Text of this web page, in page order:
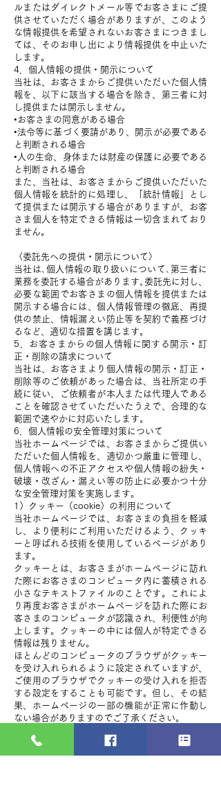
ルまたはダイレクトメール等でお客さまにご提
供させていただく場合がありますが、このよう
な情報提供を希望されないお客さまにつきまし
ては、そのお申し出により情報提供を中止いた
します。
4．個人情報の提供・開示について
当社は、お客さまからご提供いただいた個人情
報を、以下に該当する場合を除き、第三者に対
し提供または開示しません。
•お客さまの同意がある場合
•法令等に基づく要請があり、開示が必要である
と判断される場合
•人の生命、身体または財産の保護に必要である
と判断される場合
また、当社は、お客さまからご提供いただいた
個人情報を統計的に処理し、「統計情報」とし
て提供または開示する場合がありますが、お客
さま個人を特定できる情報は一切含まれており
ません。
〈委託先への提供・開示について〉
当社は､個人情報の取り扱いについて､第三者に
業務を委託する場合があります｡委託先に対し、
必要な範囲でお客さまの個人情報を提供または
開示する場合には、個人情報管理の徹底、再提
供の禁止、情報漏えい防止等を契約で義務づけ
るなど、適切な措置を講じます。
5．お客さまからの個人情報に関する開示・訂
正・削除の請求について
当社は、お客さまより個人情報の開示・訂正・
削除等のご依頼があった場合は、当社所定の手
続に従い、ご依頼者が本人または代理人である
ことを確認させていただいたうえで、合理的な
範囲で速やかに対応いたします。
6．個人情報の安全管理対策について
当社ホームページでは、お客さまからご提供い
ただいた個人情報を、適切かつ厳重に管理し、
個人情報への不正アクセスや個人情報の紛失・
破壊・改ざん・漏えい等の防止に必要かつ十分
な安全管理対策を実施します。
1）クッキー（cookie）の利用について
当社ホームページでは、お客さまの負担を軽減
し、より便利にご利用いただけるよう、クッキ
ーと呼ばれる技術を使用しているページがあり
ます。
クッキーとは、お客さまがホームページに訪れ
た際にお客さまのコンピュータ内に蓄積される
小さなテキストファイルのことです。これによ
り再度お客さまがホームページを訪れた際にお
客さまのコンピュータが認識され、利便性が向
上します。クッキーの中には個人が特定できる
情報は残りません。
ほとんどのコンピュータのブラウザがクッキー
を受け入れられるように設定されていますが、
ご使用のブラウザでクッキーの受け入れを拒否
する設定をすることも可能です。但し、その結
果、ホームページの一部の機能が正常に作動し
ない場合がありますのでご了承ください。
当社ホームページには、お客さまに対し、有用
な情報・サービスをご提供するため他の会社の